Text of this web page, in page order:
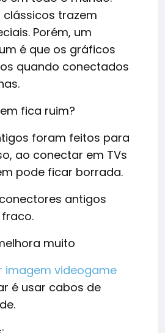
clássicos trazem
Porém, um
é que os gráficos
quando conectados
fica ruim?
foram feitos para
ao conectar em TVs
pode ficar borrada.
antigos
muito
imagem videogame
é usar cabos de